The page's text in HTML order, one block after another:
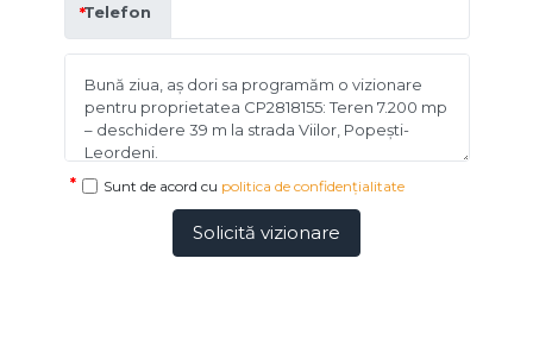
Telefon
Sunt de acord cu politica de confidențialitate
Solicită vizionare